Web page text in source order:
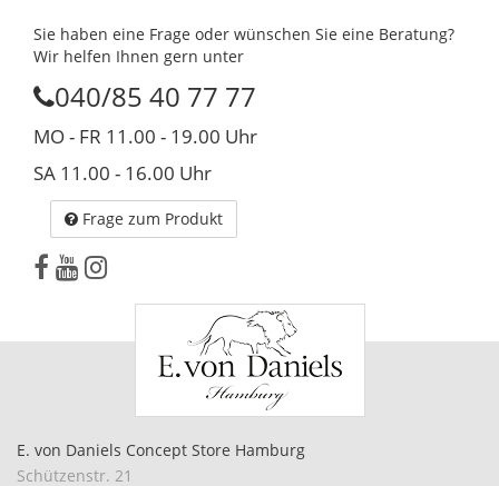
Sie haben eine Frage oder wünschen Sie eine Beratung?
Wir helfen Ihnen gern unter
040/85 40 77 77
MO - FR 11.00 - 19.00 Uhr
SA 11.00 - 16.00 Uhr
Frage zum Produkt
E. von Daniels Concept Store Hamburg
Schützenstr. 21